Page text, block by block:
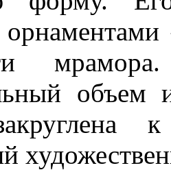
объем